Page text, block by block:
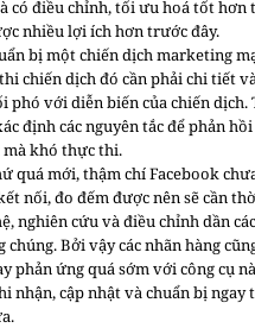
có điều chỉnh, tối ưu hoá tốt hơn
nhiều lợi ích hơn trước đây.
bị một chiến dịch marketing
chiến dịch đó cần phải chi tiết
phó với diễn biến của chiến dịch.
định các nguyên tắc để phản
khó thực thi.
quá mới, thậm chí Facebook
nối, đo đếm được nên sẽ cần
nghiên cứu và điều chỉnh dần
Bởi vậy các nhãn hàng
phản ứng quá sớm với công cụ
nhận, cập nhật và chuẩn bị ngay